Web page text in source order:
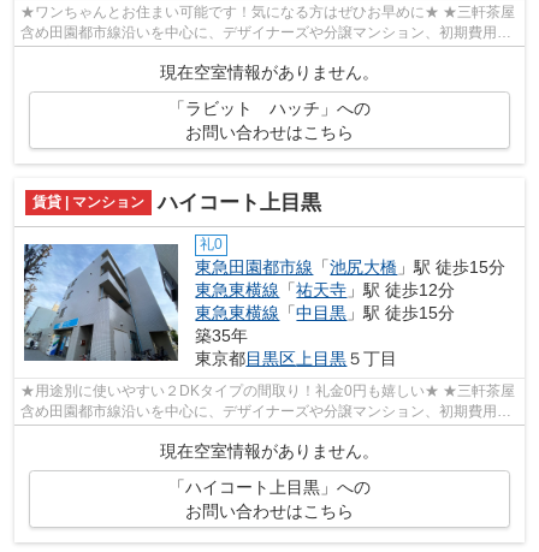
★ワンちゃんとお住まい可能です！気になる方はぜひお早めに★ ★三軒茶屋
含め田園都市線沿いを中心に、デザイナーズや分譲マンション、初期費用を
現在空室情報がありません。
「ラビット ハッチ」への
お問い合わせはこちら
賃貸 | マンション ハイコート上目黒
礼0
東急田園都市線 「池尻大橋 」駅 徒歩15分
東急東横線 「祐天寺 」駅 徒歩12分
東急東横線 「中目黒 」駅 徒歩15分
築35年
東京都目黒区 上目黒５丁目
★用途別に使いやすい２DKタイプの間取り！礼金0円も嬉しい★ ★三軒茶屋
含め田園都市線沿いを中心に、デザイナーズや分譲マンション、初期費用を
現在空室情報がありません。
「ハイコート上目黒」への
お問い合わせはこちら